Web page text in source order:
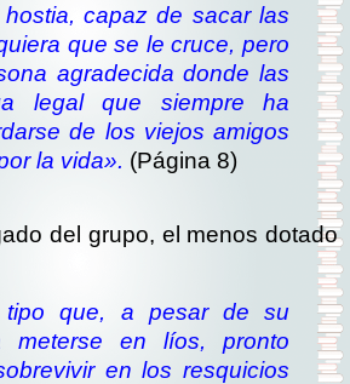
capaz de sacar las
que se le cruce, pero
agradecida donde las
legal que siempre ha
de los viejos amigos
la vida». (Página 8)
del grupo, el menos dotado
tipo que, a pesar de su
meterse en líos, pronto
en los resquicios